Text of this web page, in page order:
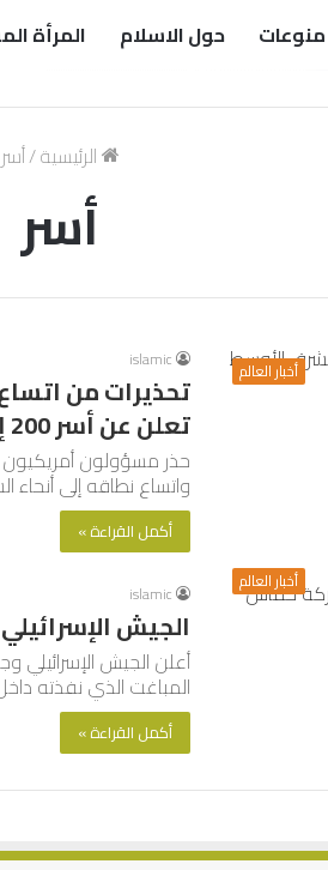
منوعات حول الاسلام المرأة
الرئيسية/أسر
أسر
أخبار العالم islamic
تحذيرات من
تعلن عن أسر 200 إلى 250 إسرائيليا
حذر مسؤولون أمريكيون
واتساع نطاقه إلى أنحاء
أكمل القراءة »
أخبار العالم islamic
الجيش
أعلن الجيش
المباغت الذي نفذته
أكمل القراءة »